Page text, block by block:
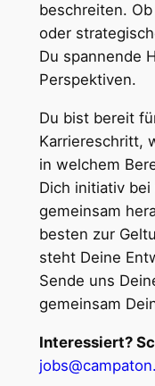
beschreiten.
oder
Du spannende
Perspektiven.
Du bist bereit
Karriereschritt,
in welchem
Dich initiativ
gemeinsam
besten zur
steht Deine
Sende uns
gemeinsam
Interessiert?